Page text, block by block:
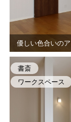
優しい色合いの
書斎
ワークスペース